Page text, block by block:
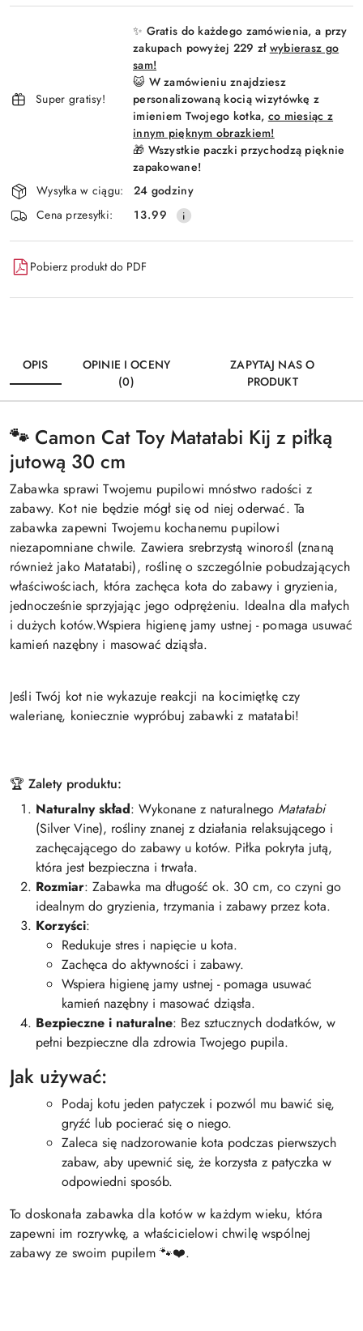
Super gratisy!
✨ Gratis do każdego zamówienia, a przy
zakupach powyżej 229 zł wybierasz go
sam!
😺 W zamówieniu znajdziesz
personalizowaną kocią wizytówkę z
imieniem Twojego kotka, co miesiąc z
innym pięknym obrazkiem!
🎁 Wszystkie paczki przychodzą pięknie
zapakowane!
Wysyłka w ciągu:
24 godziny
Cena przesyłki:
13.99
Pobierz produkt do PDF
OPIS
OPINIE I OCENY
(0)
ZAPYTAJ NAS O
PRODUKT
🐾 Camon Cat Toy Matatabi Kij z piłką
jutową 30 cm
Zabawka sprawi Twojemu pupilowi mnóstwo radości z
zabawy. Kot nie będzie mógł się od niej oderwać. Ta
zabawka zapewni Twojemu kochanemu pupilowi
niezapomniane chwile. Zawiera srebrzystą winorośl (znaną
również jako Matatabi), roślinę o szczególnie pobudzających
właściwościach, która zachęca kota do zabawy i gryzienia,
jednocześnie sprzyjając jego odprężeniu. Idealna dla małych
i dużych kotów.Wspiera higienę jamy ustnej - pomaga usuwać
kamień nazębny i masować dziąsła.
Jeśli Twój kot nie wykazuje reakcji na kocimiętkę czy
walerianę, koniecznie wypróbuj zabawki z matatabi!
🏆 Zalety produktu:
Naturalny skład: Wykonane z naturalnego Matatabi
(Silver Vine), rośliny znanej z działania relaksującego i
zachęcającego do zabawy u kotów. Piłka pokryta jutą,
która jest bezpieczna i trwała.
Rozmiar: Zabawka ma długość ok. 30 cm, co czyni go
idealnym do gryzienia, trzymania i zabawy przez kota.
Korzyści:
Redukuje stres i napięcie u kota.
Zachęca do aktywności i zabawy.
Wspiera higienę jamy ustnej - pomaga usuwać
kamień nazębny i masować dziąsła.
Bezpieczne i naturalne: Bez sztucznych dodatków, w
pełni bezpieczne dla zdrowia Twojego pupila.
Jak używać:
Podaj kotu jeden patyczek i pozwól mu bawić się,
gryźć lub pocierać się o niego.
Zaleca się nadzorowanie kota podczas pierwszych
zabaw, aby upewnić się, że korzysta z patyczka w
odpowiedni sposób.
To doskonała zabawka dla kotów w każdym wieku, która
zapewni im rozrywkę, a właścicielowi chwilę wspólnej
zabawy ze swoim pupilem 🐾❤️.